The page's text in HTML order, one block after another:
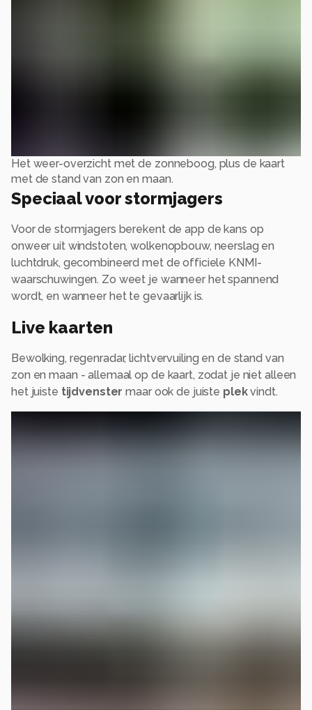
Het weer-overzicht met de zonneboog, plus de kaart
met de stand van zon en maan.
Speciaal voor stormjagers
Voor de stormjagers berekent de app de kans op
onweer uit windstoten, wolkenopbouw, neerslag en
luchtdruk, gecombineerd met de officiele KNMI-
waarschuwingen. Zo weet je wanneer het spannend
wordt, en wanneer het te gevaarlijk is.
Live kaarten
Bewolking, regenradar, lichtvervuiling en de stand van
zon en maan - allemaal op de kaart, zodat je niet alleen
het juiste tijdvenster maar ook de juiste plekvindt.